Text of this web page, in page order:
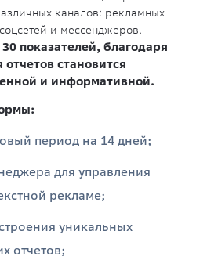
каналов: рекламных
и мессенджеров.
показателей, благодаря
становится
и информативной.
период на 14 дней;
для управления
рекламе;
уникальных
отчетов;